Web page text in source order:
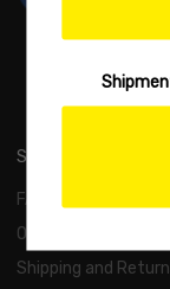
SUPPORT
FAQs
Order and Payment
Shipping and